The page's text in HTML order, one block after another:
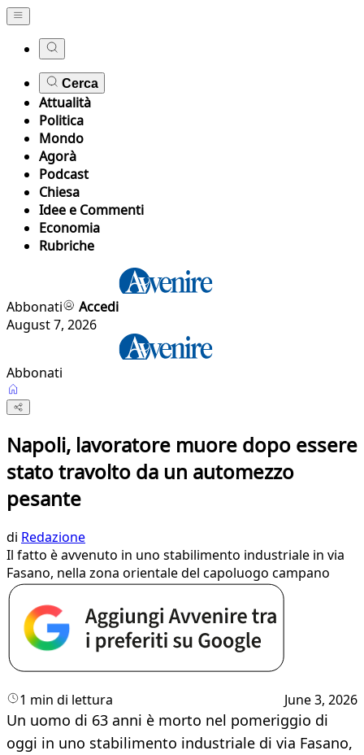
Cerca
Attualità
Politica
Mondo
Agorà
Podcast
Chiesa
Idee e Commenti
Economia
Rubriche
Abbonati
Accedi
August 7, 2026
Abbonati
Napoli, lavoratore muore dopo essere
stato travolto da un automezzo
pesante
di Redazione
Il fatto è avvenuto in uno stabilimento industriale in via
Fasano, nella zona orientale del capoluogo campano
1 min di lettura June 3, 2026
Un uomo di 63 anni è morto nel pomeriggio di
oggi in uno stabilimento industriale di via Fasano,